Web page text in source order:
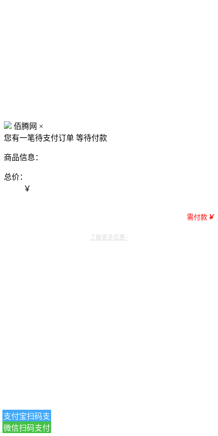
佰腾网 ×
您有一笔待支付订单 等待付款
商品信息：
总价：
￥
需付款 ￥
支付宝扫码支
付
微信扫码支付
了解更多优惠~